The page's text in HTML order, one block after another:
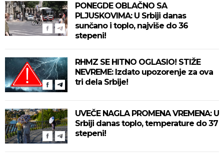
PONEGDE OBLAČNO SA
PLJUSKOVIMA: U Srbiji danas
sunčano i toplo, najviše do 36
stepeni!
RHMZ SE HITNO OGLASIO! STIŽE
NEVREME: Izdato upozorenje za ova
tri dela Srbije!
UVEČE NAGLA PROMENA VREMENA: U
Srbiji danas toplo, temperature do 37
stepeni!